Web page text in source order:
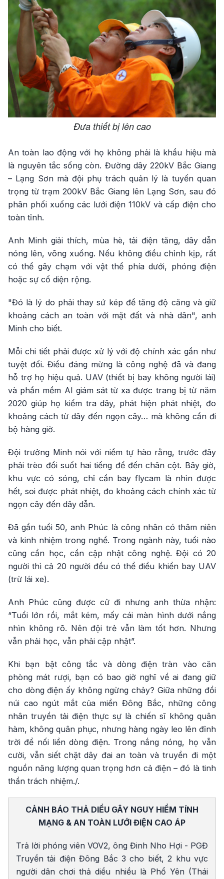
Đưa thiết bị lên cao
An toàn lao động với họ không phải là khẩu hiệu mà
là nguyên tắc sống còn. Đường dây 220kV Bắc Giang
– Lạng Sơn mà đội phụ trách quản lý là tuyến quan
trọng từ trạm 200kV Bắc Giang lên Lạng Sơn, sau đó
phân phối xuống các lưới điện 110kV và cấp điện cho
toàn tỉnh.
Anh Minh giải thích, mùa hè, tải điện tăng, dây dẫn
nóng lên, võng xuống. Nếu không điều chỉnh kịp, rất
có thể gây chạm với vật thể phía dưới, phóng điện
hoặc sự cố diện rộng.
"Đó là lý do phải thay sứ kép để tăng độ căng và giữ
khoảng cách an toàn với mặt đất và nhà dân", anh
Minh cho biết.
Mỗi chi tiết phải được xử lý với độ chính xác gần như
tuyệt đối. Điều đáng mừng là công nghệ đã và đang
hỗ trợ họ hiệu quả. UAV (thiết bị bay không người lái)
và phần mềm AI giám sát từ xa được trang bị từ năm
2020 giúp họ kiểm tra dây, phát hiện phát nhiệt, đo
khoảng cách từ dây đến ngọn cây… mà không cần đi
bộ hàng giờ.
Đội trưởng Minh nói với niềm tự hào rằng, trước đây
phải trèo đồi suốt hai tiếng để đến chân cột. Bây giờ,
khu vực có sóng, chỉ cần bay flycam là nhìn được
hết, soi được phát nhiệt, đo khoảng cách chính xác từ
ngọn cây đến dây dẫn.
Đã gần tuổi 50, anh Phúc là công nhân có thâm niên
và kinh nhiệm trong nghề. Trong ngành này, tuổi nào
cũng cần học, cần cập nhật công nghệ. Đội có 20
người thì cả 20 người đều có thể điều khiển bay UAV
(trừ lái xe).
Anh Phúc cũng được cử đi nhưng anh thừa nhận:
“Tuổi lớn rồi, mắt kém, mấy cái màn hình dưới nắng
nhìn không rõ. Nên đội trẻ vẫn làm tốt hơn. Nhưng
vẫn phải học, vẫn phải cập nhật”.
Khi bạn bật công tắc và dòng điện tràn vào căn
phòng mát rượi, bạn có bao giờ nghĩ về ai đang giữ
cho dòng điện ấy không ngừng chảy? Giữa những đồi
núi cao ngút mắt của miền Đông Bắc, những công
nhân truyền tải điện thực sự là chiến sĩ không quân
hàm, không quân phục, nhưng hàng ngày leo lên đỉnh
trời để nối liền dòng điện. Trong nắng nóng, họ vẫn
cười, vẫn siết chặt dây đai an toàn và truyền đi một
nguồn năng lượng quan trọng hơn cả điện – đó là tinh
thần trách nhiệm./.
CẢNH BÁO THẢ DIỀU GÂY NGUY HIỂM TÍNH
MẠNG & AN TOÀN LƯỚI ĐIỆN CAO ÁP
Trả lời phóng viên VOV2, ông Đinh Nho Hợi - PGĐ
Truyền tải điện Đông Bắc 3 cho biết, 2 khu vực
người dân chơi thả diều nhiều là Phổ Yên (Thái